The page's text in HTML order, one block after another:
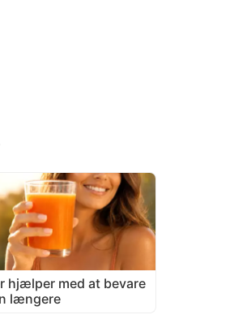
hjælper med at bevare
længere